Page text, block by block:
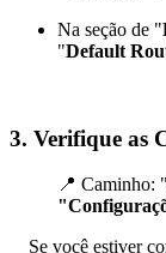
Na seção de "
"Default
3. Verifique as
📍 Caminho: "
Se você estiver